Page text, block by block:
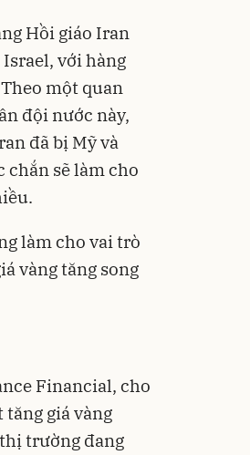
Hồi giáo Iran
với hàng
một quan
đội nước này,
đã bị Mỹ và
chắn sẽ làm cho
làm cho vai trò
vàng tăng song
Financial, cho
giá vàng
trường đang